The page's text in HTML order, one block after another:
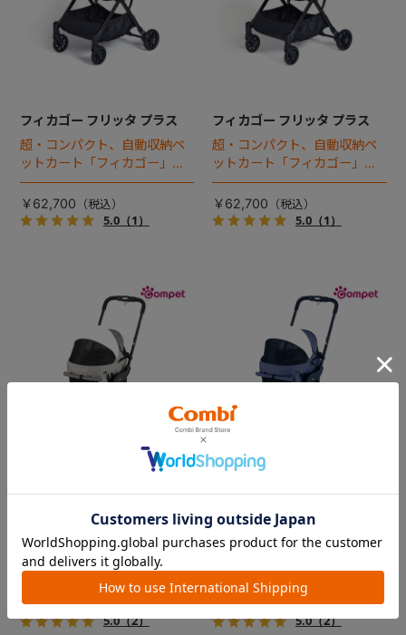
フィカゴー フリッタ プラス
超・コンパクト、自動収納ペ
ットカート「フィカゴー」に
キャビン着脱タイプが新登
場！
￥62,700
5.0（1）
フィカゴー フリッタ プラス
超・コンパクト、自動収納ペ
ットカート「フィカゴー」に
キャビン着脱タイプが新登
場！
￥62,700
5.0（1）
新色登場！幌はファスナー式
でラクラク開閉でき、ワンち
ゃんやネコちゃんの抜け出し
を防止！キャリー部前面にメ
ッシュがプラスされた通気性
￥39,600
5.0（2）
ルファ
新色登場！幌はファスナー式
ゃんやネコちゃんの抜け出し
を防止！キャリー部前面にメ
ッシュがプラスされた通気性
￥39,600
5.0（2）